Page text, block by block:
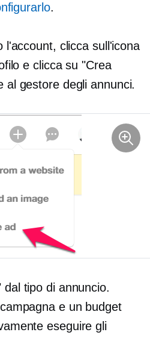
.
l'account, clicca sull'icona
e clicca su "Crea
al gestore degli annunci.
tipo di annuncio.
e un budget
eseguire gli